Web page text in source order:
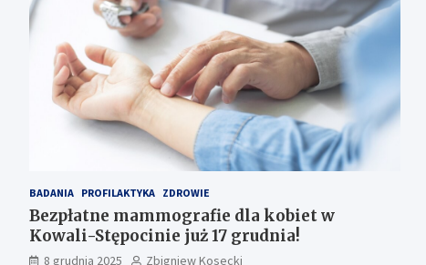
BADANIA PROFILAKTYKA ZDROWIE
Bezpłatne mammografie dla kobiet w
Kowali-Stępocinie już 17 grudnia!
8 grudnia 2025
Zbigniew Kosecki